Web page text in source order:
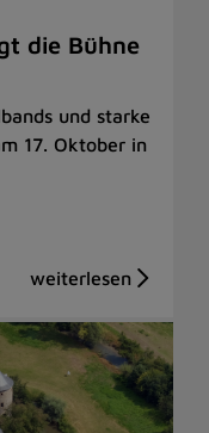
die Bühne
und starke
17. Oktober in